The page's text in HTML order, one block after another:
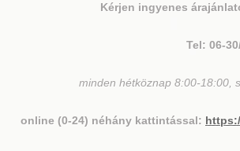
Kérjen ingyenes
Tel: 06-
minden hétköznap 8:00-18:00,
online (0-24) néhány kattintással: